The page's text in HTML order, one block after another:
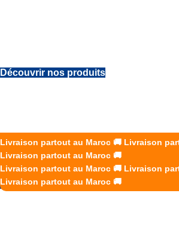
Découvrir nos produits
K2R Creations accompagne les
vêtements de travail, uniformes et EPI
secteur d’activité.
Demander un devis
Livraison partout au Maroc 🚚 Livraison
Livraison partout au Maroc 🚚
Livraison partout au Maroc 🚚 Livraison
Livraison partout au Maroc 🚚